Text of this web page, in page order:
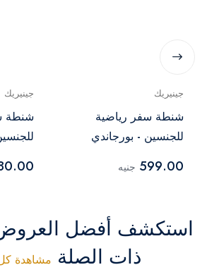
جينيريك
شنطة سفر رياضية
للجنسين - بورجاندي
599.00 جنيه
جينيريك
شنطة
استكشف أفضل
ذات الصلة مشاهدة